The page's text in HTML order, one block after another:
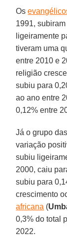
Os
1991,
ligeiramente
tiveram uma
entre 2010 e
religião
subiu para
ao ano entre
0,12% entre
Já o grupo
variação
subiu
2000, caiu
subiu para
crescimento
africana (
0,3% do total
2022.